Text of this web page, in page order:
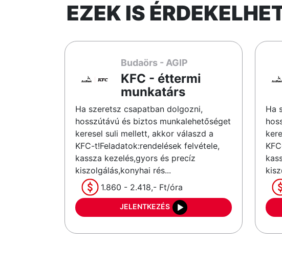
EZEK IS
Budaörs - AGIP
KFC - éttermi
munkatárs
Ha szeretsz csapatban dolgozni,
hosszútávú és biztos munkalehetőséget
keresel suli mellett, akkor válaszd a
KFC-t!Feladatok:rendelések felvétele,
kassza kezelés,gyors és precíz
kiszolgálás,konyhai rés...
1.860 - 2.418,- Ft/óra
JELENTKEZÉS
Ha